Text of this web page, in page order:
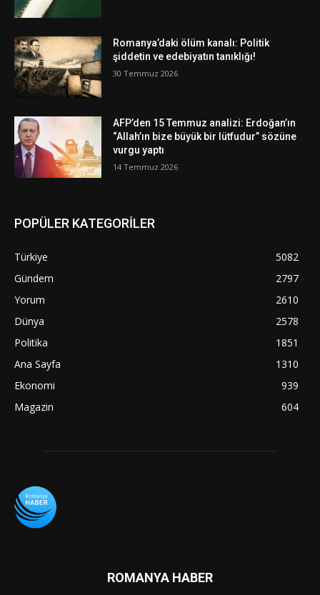
Romanya’daki ölüm kanalı: Politik
şiddetin ve edebiyatın tanıklığı!
30 Temmuz 2026
AFP’den 15 Temmuz analizi: Erdoğan’ın
“Allah’ın bize büyük bir lütfudur” sözüne
vurgu yaptı
14 Temmuz 2026
POPÜLER KATEGORİLER
Türkiye
5082
Gündem
2797
Yorum
2610
Dünya
2578
Politika
1851
Ana Sayfa
1310
Ekonomi
939
Magazin
604
ROMANYA HABER